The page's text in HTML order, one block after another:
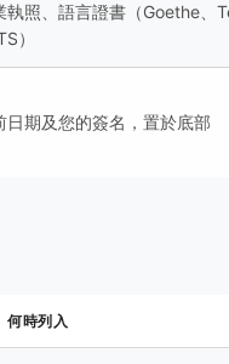
執照、語言證書（Goethe、
）
日期及您的簽名，置於底部
何時列入